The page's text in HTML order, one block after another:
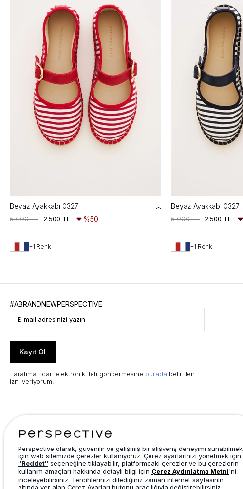
Beyaz Ayakkabı 0327
2.500 TL
5.000 TL %50
+1 Renk
Beyaz Ayakkabı 0327
2.500 TL
5.000 TL
+1 Renk
#ABRANDNEWPERSPECTIVE
Kayıt Ol
Tarafıma ticari elektronik ileti göndermesine burada belirtilen
izni veriyorum.
Perspective olarak, güvenilir ve gelişmiş bir alışveriş deneyimi sunabilmek
için web sitemizde çerezler kullanıyoruz. Çerez ayarlarınızı yönetmek için
"Reddet" seçeneğine tıklayabilir, platformdaki çerezler ve bu çerezlerin
kullanım amaçları hakkında detaylı bilgi için Çerez Aydınlatma Metni'ni
inceleyebilirsiniz. Tercihlerinizi dilediğiniz zaman internet sayfasının
altında yer alan Çerez Ayarları butonu aracılığıyla değiştirebilirsiniz.